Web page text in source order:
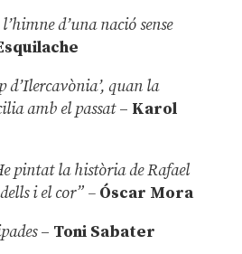
l’himne d’una nació sense
d’Ilercavònia’, quan la
amb el passat– Karol
pintat la història de Rafael
i el cor” –Óscar Mora
– Toni Sabater